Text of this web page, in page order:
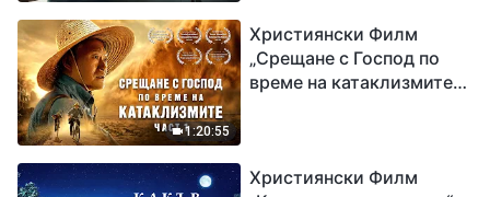
1:20:55
Християнски Филм
„Срещане с Господ по
време на катаклизмите“
Християнски Филм